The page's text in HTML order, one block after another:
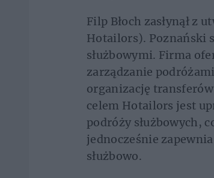
Filp Błoch zasłynął z
Hotailors). Poznański
służbowymi. Firma
zarządzanie
organizację
celem Hotailors jest
podróży służbowych,
jednocześnie
służbowo.